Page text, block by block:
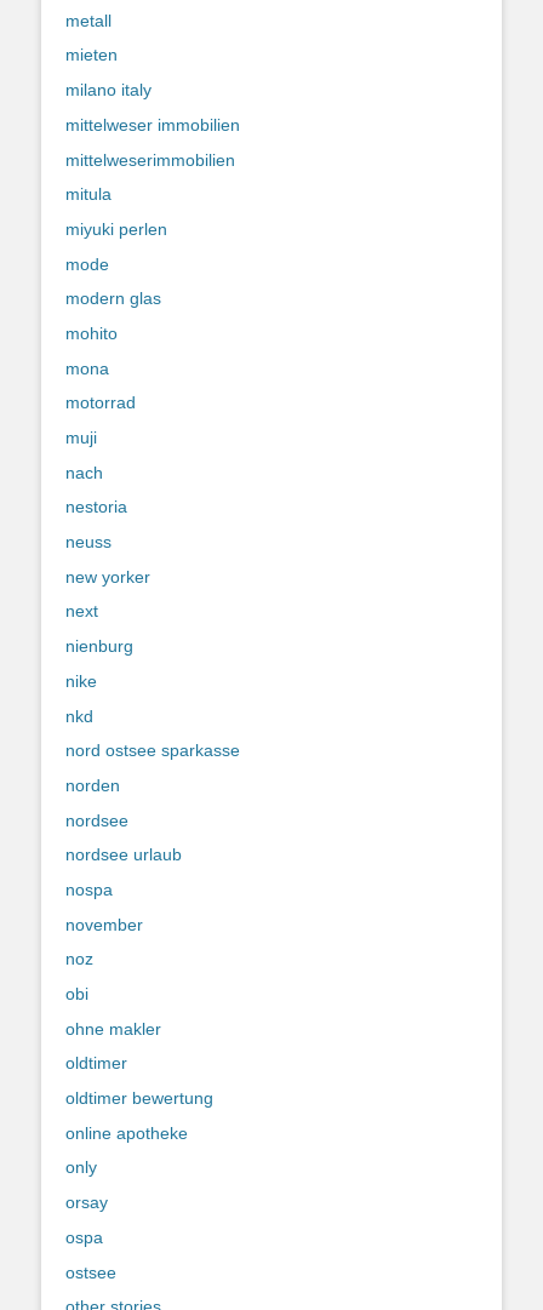
metall
mieten
milano italy
mittelweser immobilien
mittelweserimmobilien
mitula
miyuki perlen
mode
modern glas
mohito
mona
motorrad
muji
nach
nestoria
neuss
new yorker
next
nienburg
nike
nkd
nord ostsee sparkasse
norden
nordsee
nordsee urlaub
nospa
november
noz
obi
ohne makler
oldtimer
oldtimer bewertung
online apotheke
only
orsay
ospa
ostsee